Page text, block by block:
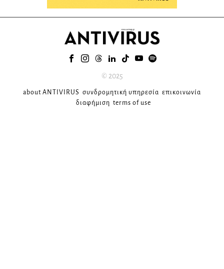
© 2025
about ANTIVIRUS συνδρομητική υπηρεσία επικοινωνία
διαφήμιση terms of use